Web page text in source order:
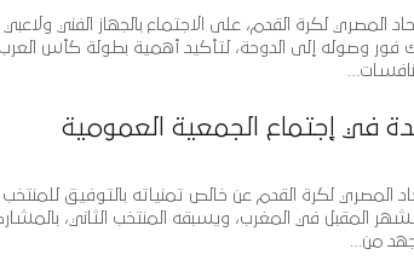
المصري لكرة القدم، على الاجتماع بالجهاز الفني ولاعبي
فور وصوله إلى الدوحة، لتأكيد أهمية بطولة كأس
في إجتماع الجمعية العمومية
المصري لكرة القدم عن خالص تمنياته بالتوفيق للمنتخب
المقبل في المغرب، ويسبقه المنتخب الثاني،
من…